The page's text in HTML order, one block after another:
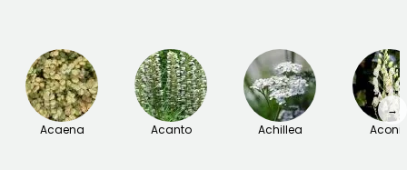
Acaena Acanto Achillea Aconiti
→